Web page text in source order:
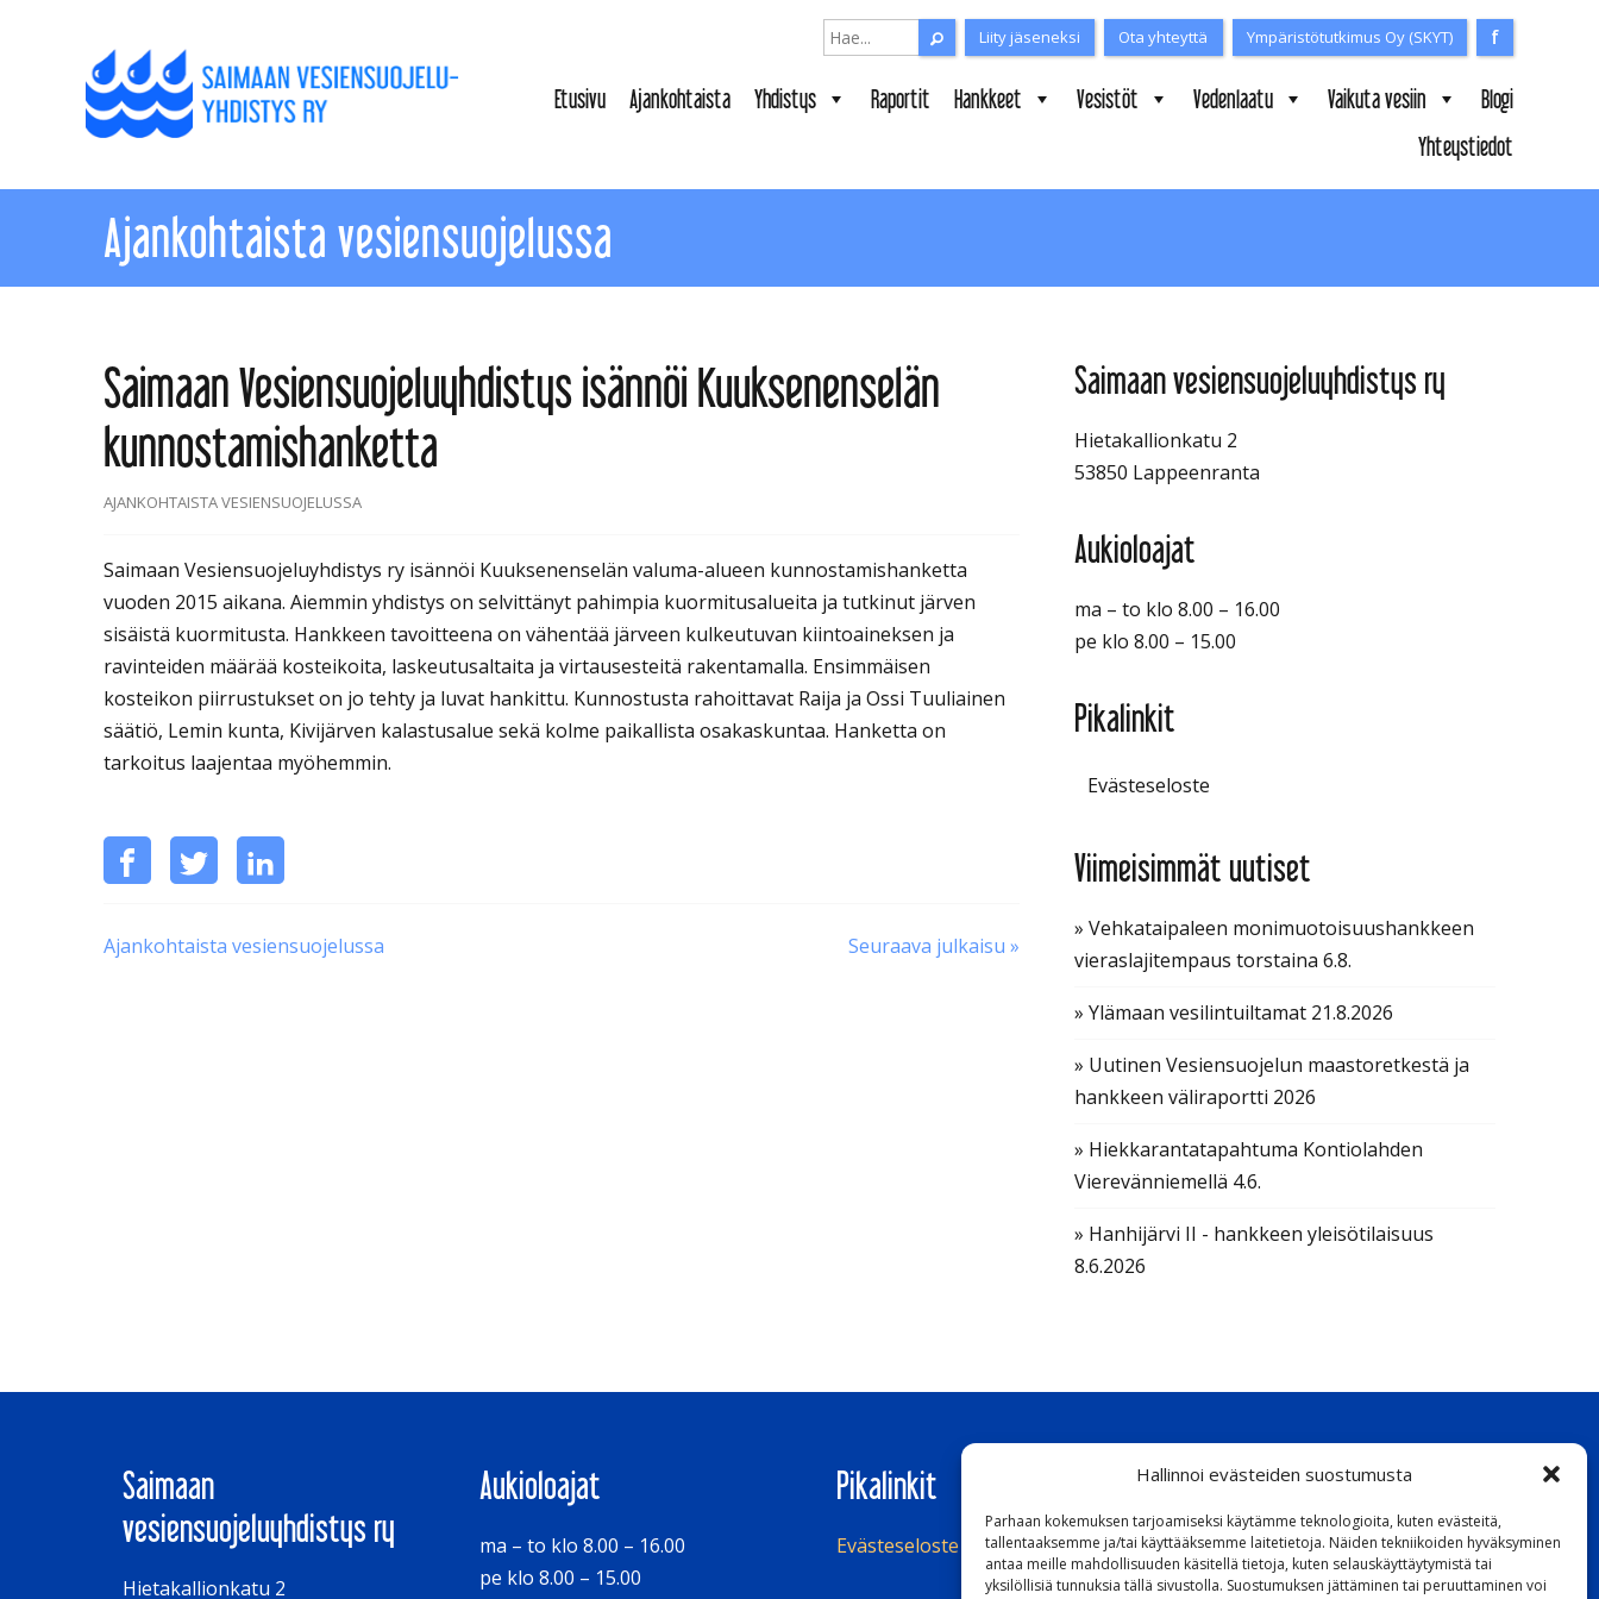
Hallinnoi evästeiden suostumusta
Parhaan kokemuksen tarjoamiseksi käytämme teknologioita, kuten evästeitä,
tallentaaksemme ja/tai käyttääksemme laitetietoja. Näiden tekniikoiden hyväksyminen
antaa meille mahdollisuuden käsitellä tietoja, kuten selauskäyttäytymistä tai
yksilöllisiä tunnuksia tällä sivustolla. Suostumuksen jättäminen tai peruuttaminen voi
Search for: Search for:
Liity jäseneksi Ota yhteyttä Ympäristötutkimus Oy (SKYT) fFacebook
Etusivu Ajankohtaista Yhdistys Raportit Hankkeet Vesistöt Vedenlaatu Vaikuta vesiin
Blogi
Yhteystiedot
Ajankohtaista vesiensuojelussa
Saimaan Vesiensuojeluyhdistys isännöi Kuuksenenselän
kunnostamishanketta
AJANKOHTAISTA VESIENSUOJELUSSA
Saimaan Vesiensuojeluyhdistys ry isännöi Kuuksenenselän valuma-alueen kunnostamishanketta
vuoden 2015 aikana. Aiemmin yhdistys on selvittänyt pahimpia kuormitusalueita ja tutkinut järven
sisäistä kuormitusta. Hankkeen tavoitteena on vähentää järveen kulkeutuvan kiintoaineksen ja
ravinteiden määrää kosteikoita, laskeutusaltaita ja virtausesteitä rakentamalla. Ensimmäisen
kosteikon piirrustukset on jo tehty ja luvat hankittu. Kunnostusta rahoittavat Raija ja Ossi Tuuliainen
säätiö, Lemin kunta, Kivijärven kalastusalue sekä kolme paikallista osakaskuntaa. Hanketta on
tarkoitus laajentaa myöhemmin.
Jaa
sosiaalisessa
Jaa
Jaa
Jaa
Ajankohtaista vesiensuojelussa
Seuraava julkaisu »
Saimaan vesiensuojeluyhdistys ry
Hietakallionkatu 2
53850 Lappeenranta
Aukioloajat
ma – to klo 8.00 – 16.00
pe klo 8.00 – 15.00
Pikalinkit
Evästeseloste
Viimeisimmät uutiset
» Vehkataipaleen monimuotoisuushankkeen
vieraslajitempaus torstaina 6.8.
» Ylämaan vesilintuiltamat 21.8.2026
» Uutinen Vesiensuojelun maastoretkestä ja
hankkeen väliraportti 2026
» Hiekkarantatapahtuma Kontiolahden
Vierevänniemellä 4.6.
» Hanhijärvi II - hankkeen yleisötilaisuus
8.6.2026
Saimaan
vesiensuojeluyhdistys ry
Hietakallionkatu 2
Aukioloajat
ma – to klo 8.00 – 16.00
pe klo 8.00 – 15.00
Pikalinkit
Evästeseloste